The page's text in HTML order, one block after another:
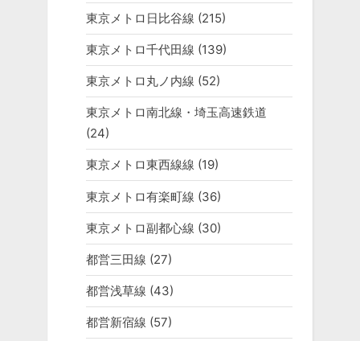
東京メトロ日比谷線 (215)
東京メトロ千代田線 (139)
東京メトロ丸ノ内線 (52)
東京メトロ南北線・埼玉高速鉄道
(24)
東京メトロ東西線線 (19)
東京メトロ有楽町線 (36)
東京メトロ副都心線 (30)
都営三田線 (27)
都営浅草線 (43)
都営新宿線 (57)